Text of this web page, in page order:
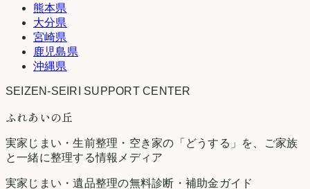
熊本県
大分県
宮崎県
鹿児島県
沖縄県
SEIZEN-SEIRI SUPPORT CENTER
ふれあいの丘
実家じまい・生前整理・空き家の「どうする」を、ご家族
と一緒に整理する情報メディア
実家じまい・遺品整理の無料診断・補助金ガイド